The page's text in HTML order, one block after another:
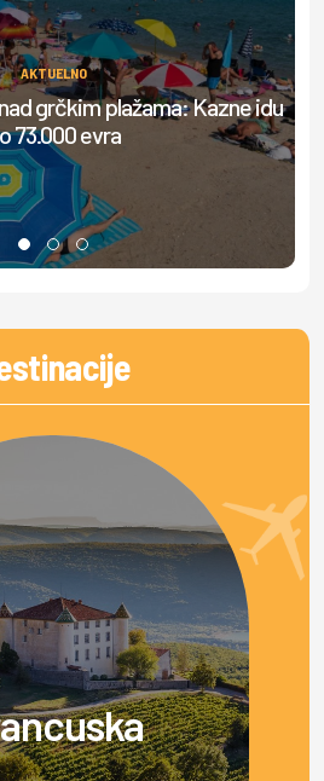
AKTUELNO
grčkim plažama: Kazne idu
73.000 evra